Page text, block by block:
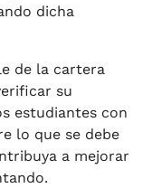
dicha
de la cartera
su
estudiantes con
lo que se debe
a mejorar